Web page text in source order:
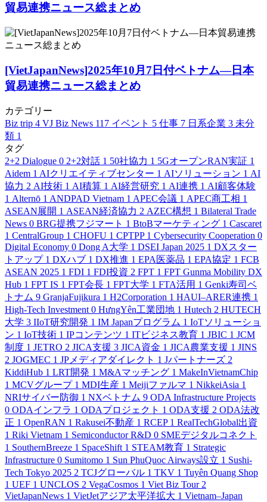
貿易連携ニュース総まとめ
[VietJapanNews]2025年10月7日付ベトナム―日本
貿易連携ニュース総まとめ
カテゴリー
Biz trip 4 VJ Biz News 117 イベント 5 仕事 7 日系企業 3 未分
類 1
タグ
2+2 Dialogue 0 2+2対話 1 50社協力 1 5GオープンRAN実証 1
Aidem 1 AIクリエイティブセンター 1 AIソリューション 1 AI
協力 2 AI技術 1 AI積算 1 AI経営研究 1 AI連携 1 AI顧客体験
1 Alternō 1 ANDPAD Vietnam 1 APEC会議 1 APEC商工相 1
ASEAN展開 1 ASEAN経済協力 2 AZEC構想 1 Bilateral Trade
News 0 BRG提携フジマート 1 BtoBマーケティング 1 Cascaret
1 CentralGroup 1 CHOFU 1 CPTPP 1 Cybersecurity Cooperation 0
Digital Economy 0 Dong A大学 1 DSEI Japan 2025 1 DXスター
トアップ 1 DXハブ 1 DX推進 1 EPA医薬品 1 EPA協定 1 FCB
ASEAN 2025 1 FDI 1 FDI投資 2 FPT 1 FPT Gunma Mobility DX
Hub 1 FPT IS 1 FPT会長 1 FPT大学 1 FTA活用 1 Genki寿司ベ
トナム 9 GranjaFujikura 1 H2Corporation 1 HAUI–ARER連携 1
High-Tech Investment 0 HưngYên工業団地 1 Hutech 2 HUTECH
大学 3 IIoT研究開発 1 IM Japanプログラム 1 IoTソリューショ
ン 1 IoT技術 1 IPコンテンツ 1 ITビジネス教育 1 JBIC 1 JCM
制度 1 JETRO 2 JICA支援 3 JICA資金 1 JICA農業支援 1 JINS
2 JOGMEC 1 JPメディアダイレクト 1 Jパートナーズ 2
KiddiHub 1 LRT開発 1 M&Aマッチング 1 MakeInVietnamChip
1 MCVグループ 1 MDI生産 1 Meijiファルマ 1 NikkeiAsia 1
NRIサイバー防御 1 NXベトナム 9 ODA Infrastructure Projects
0 ODAインフラ 1 ODAプロジェクト 1 ODA支援 2 ODA法改
正 1 OpenRAN 1 Rakusei不動産 1 RCEP 1 RealTechGlobal出資
1 Riki Vietnam 1 Semiconductor R&D 0 SMEデジタルコネクト
1 SouthernBreeze 1 SpaceShift 1 STEAM教育 1 Strategic
Infrastructure 0 Sumitomo 1 Sun PhuQuoc Airways設立 1 Sushi-
Tech Tokyo 2025 2 TCJグローバル 1 TKV 1 Tuyên Quang Shop
1 UEF 1 UNCLOS 2 VegaCosmos 1 Viet Biz Tour 2
VietJapanNews 1 VietJetアジア太平洋拡大 1 Vietnam–Japan